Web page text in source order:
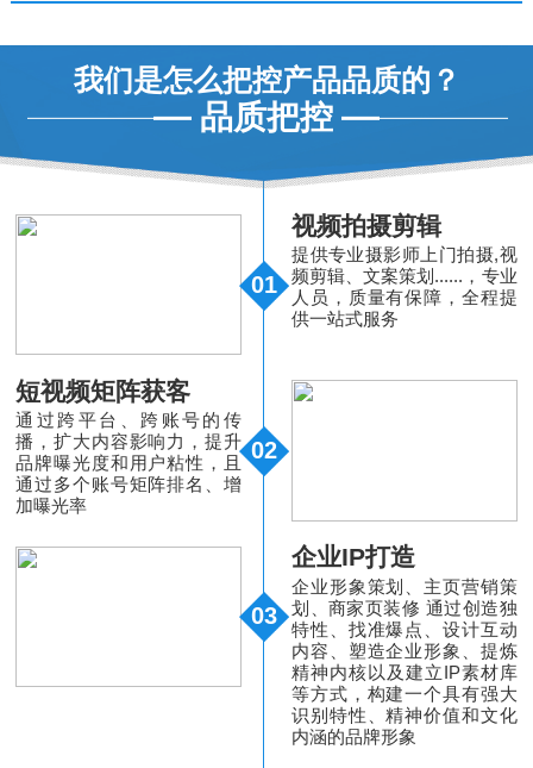
我们是怎么把控产品品质的？
品质把控
01
视频拍摄剪辑
提供专业摄影师上门拍摄,视
频剪辑、文案策划......，专业
人员，质量有保障，全程提
供一站式服务
02
短视频矩阵获客
通过跨平台、跨账号的传
播，扩大内容影响力，提升
品牌曝光度和用户粘性，且
通过多个账号矩阵排名、增
加曝光率
03
企业IP打造
企业形象策划、主页营销策
划、商家页装修 通过创造独
特性、找准爆点、设计互动
内容、塑造企业形象、提炼
精神内核以及建立IP素材库
等方式，构建一个具有强大
识别特性、精神价值和文化
内涵的品牌形象